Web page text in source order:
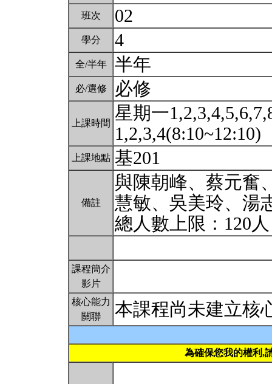
班次 02
學分 4
全/半年 半年
必/選修 必修
上課時間 星期一
1,2,3,4(8:10~12:10)
上課地點 基201
備註
與陳朝峰、蔡元奮
慧敏、吳美玲、湯
總人數上限：120
課程簡介
影片
核心能力
關聯
本課程尚未建立核
為確保您我的權利,